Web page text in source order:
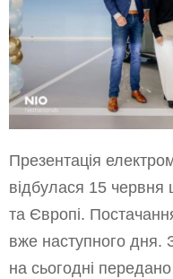
Презентація
відбулася 15 червня
та Європі.
вже наступного дня.
на сьогодні